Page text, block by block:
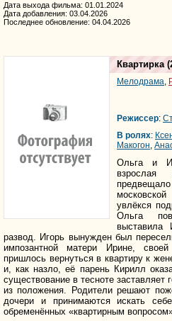
Дата выхода фильма: 01.01.2024
Дата добавления: 03.04.2026
Последнее обновление: 04.04.2026
Квартирка
Мелодрама,
Режиссер:
В ролях:
Макогон,
Ольга и
увлёкся
Ольга
выставила
развод. Игорь вынужден был
импозантной матери Ирине,
пришлось вернуться в квартиру к
и, как назло, её парень Кирилл
существование в тесноте заставляет
из положения. Родители решают
дочери и принимаются искать
обременённых «квартирным